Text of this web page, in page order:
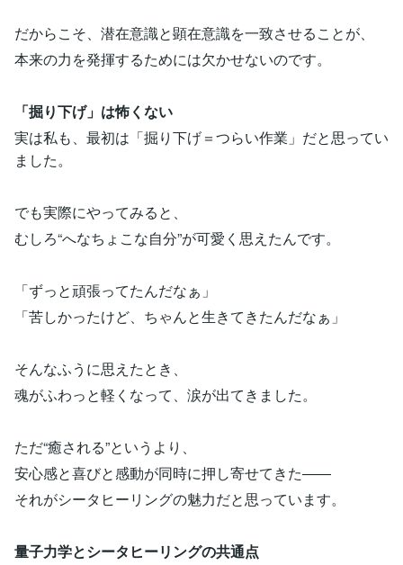
だからこそ、潜在意識と顕在意識を一致させることが、
本来の力を発揮するためには欠かせないのです。
「掘り下げ」は怖くない
実は私も、最初は「掘り下げ＝つらい作業」だと思ってい
ました。
でも実際にやってみると、
むしろ“へなちょこな自分”が可愛く思えたんです。
「ずっと頑張ってたんだなぁ」
「苦しかったけど、ちゃんと生きてきたんだなぁ」
そんなふうに思えたとき、
魂がふわっと軽くなって、涙が出てきました。
ただ“癒される”というより、
安心感と喜びと感動が同時に押し寄せてきた――
それがシータヒーリングの魅力だと思っています。
量子力学とシータヒーリングの共通点